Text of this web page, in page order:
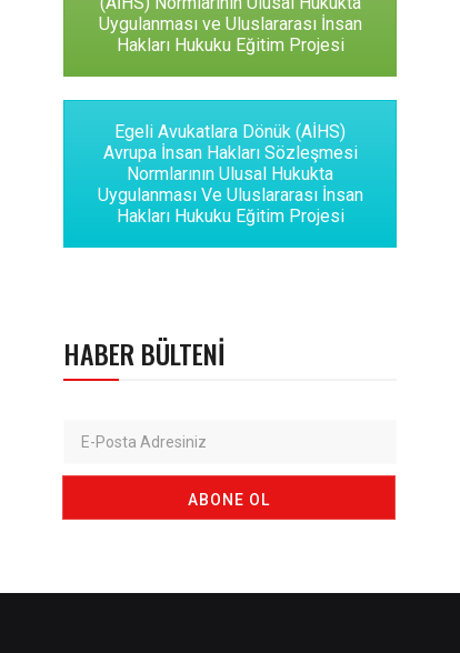
Uygulanması ve Uluslararası İnsan
Hakları Hukuku Eğitim Projesi
Egeli Avukatlara Dönük (AİHS)
Avrupa İnsan Hakları Sözleşmesi
Normlarının Ulusal Hukukta
Uygulanması Ve Uluslararası İnsan
Hakları Hukuku Eğitim Projesi
HABER BÜLTENI